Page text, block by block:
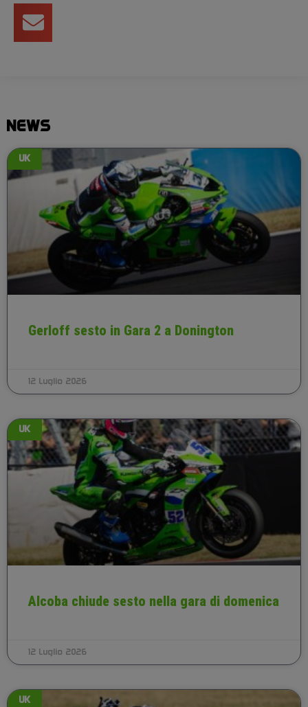
NEWS
UK
Gerloff sesto in Gara 2 a Donington
12 Luglio 2026
UK
Alcoba chiude sesto nella gara di domenica
12 Luglio 2026
UK